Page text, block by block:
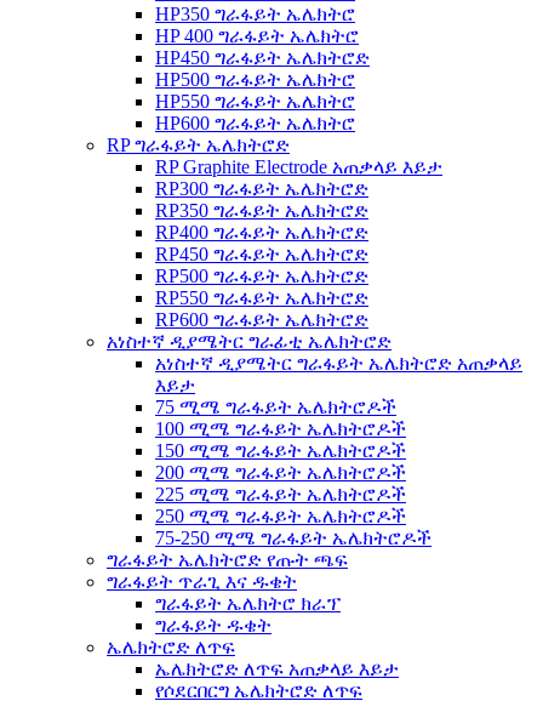
HP350 ግራፋይት ኤሌክትሮ
HP 400 ግራፋይት ኤሌክትሮ
HP450 ግራፋይት ኤሌክትሮድ
HP500 ግራፋይት ኤሌክትሮ
HP550 ግራፋይት ኤሌክትሮ
HP600 ግራፋይት ኤሌክትሮ
RP ግራፋይት ኤሌክትሮድ
RP Graphite Electrode አጠቃላይ እይታ
RP300 ግራፋይት ኤሌክትሮድ
RP350 ግራፋይት ኤሌክትሮድ
RP400 ግራፋይት ኤሌክትሮድ
RP450 ግራፋይት ኤሌክትሮድ
RP500 ግራፋይት ኤሌክትሮድ
RP550 ግራፋይት ኤሌክትሮድ
RP600 ግራፋይት ኤሌክትሮድ
አነስተኛ ዲያሜትር ግራፊቲ ኤሌክትሮድ
አነስተኛ ዲያሜትር ግራፋይት ኤሌክትሮድ አጠቃላይ
እይታ
75 ሚሜ ግራፋይት ኤሌክትሮዶች
100 ሚሜ ግራፋይት ኤሌክትሮዶች
150 ሚሜ ግራፋይት ኤሌክትሮዶች
200 ሚሜ ግራፋይት ኤሌክትሮዶች
225 ሚሜ ግራፋይት ኤሌክትሮዶች
250 ሚሜ ግራፋይት ኤሌክትሮዶች
75-250 ሚሜ ግራፋይት ኤሌክትሮዶች
ግራፋይት ኤሌክትሮድ የጡት ጫፍ
ግራፋይት ጥራጊ እና ዱቄት
ግራፋይት ኤሌክትሮ ክራፕ
ግራፋይት ዱቄት
ኤሌክትሮድ ለጥፍ
ኤሌክትሮድ ለጥፍ አጠቃላይ እይታ
የሶደርበርግ ኤሌክትሮድ ለጥፍ